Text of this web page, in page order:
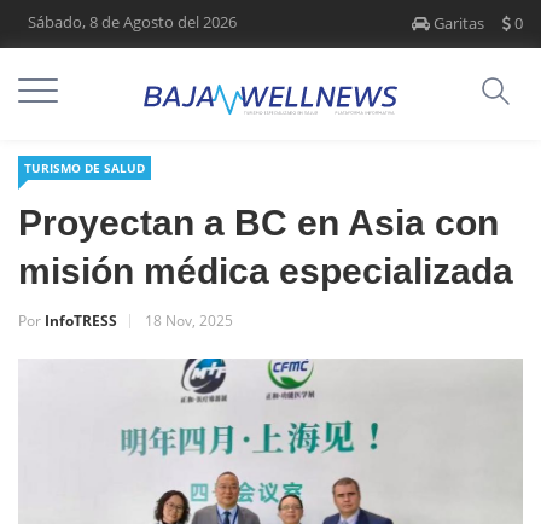
Sábado, 8 de Agosto del 2026 Garitas 0
TURISMO DE SALUD
Proyectan a BC en Asia con
misión médica especializada
Por InfoTRESS 18 Nov, 2025